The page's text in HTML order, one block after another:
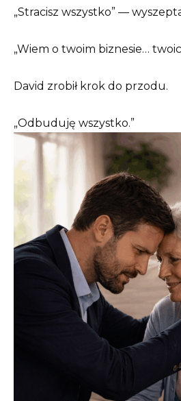
„Stracisz wszystko” —
„Wiem o twoim biznesie…
David zrobił krok do przodu.
„Odbuduję wszystko.”